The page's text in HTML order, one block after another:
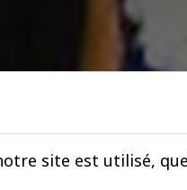
site est utilisé,